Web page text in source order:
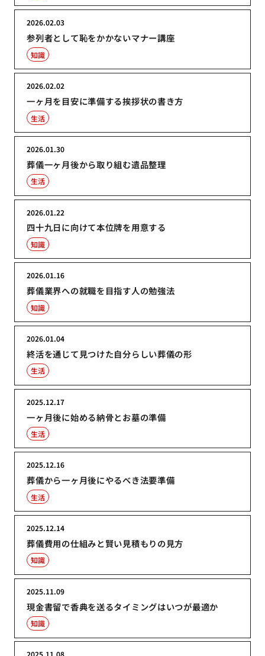
参列者として恥をかかないマナー講座
2026.02.03
知識
一ヶ月を目安に準備する挨拶状の書き方
2026.02.02
生活
葬儀一ヶ月後から取り組む遺品整理
2026.01.30
生活
四十九日に向けて本位牌を用意する
2026.01.22
知識
葬儀業界への就職を目指す人の勉強法
2026.01.16
知識
終活を通じて見つけた自分らしい葬儀の形
2026.01.04
生活
一ヶ月後に始める納骨とお墓の準備
2025.12.17
生活
葬儀から一ヶ月後にやるべき法要準備
2025.12.16
生活
葬儀費用の仕組みと賢い見積もりの見方
2025.12.14
知識
現金書留で香典を送るタイミングはいつが最適か
2025.11.09
知識